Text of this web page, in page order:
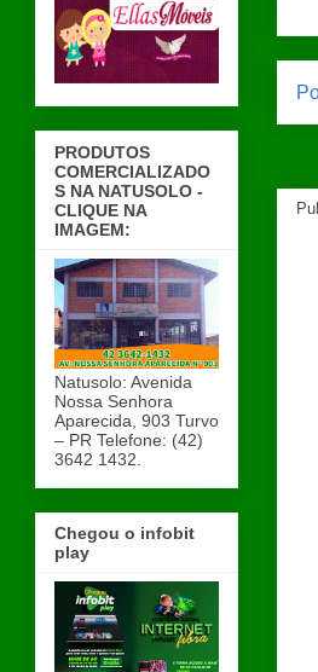
PRODUTOS
COMERCIALIZADO
S NA NATUSOLO -
CLIQUE NA
IMAGEM:
Natusolo: Avenida
Nossa Senhora
Aparecida, 903 Turvo
– PR Telefone: (42)
3642 1432.
Chegou o infobit
play